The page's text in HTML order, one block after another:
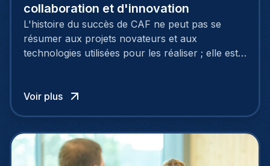
collaboration et d'innovation
L'histoire du succès de CAF ne peut pas se
résumer aux projets novateurs et aux
technologies utilisées pour les réaliser ; elle est
Voir plus